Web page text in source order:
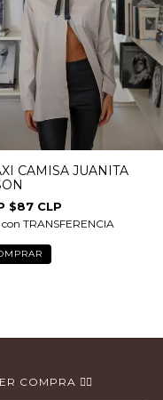
CAMISA JUANITA
$87 CLP
con TRANSFERENCIA
COMPRA 👇🏻